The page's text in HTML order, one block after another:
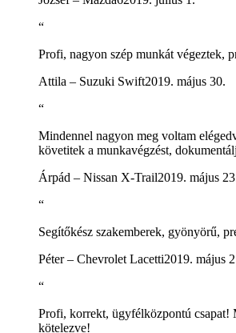
“
Profi, nagyon szép munkát végeztek,
Attila – Suzuki Swift2019. május 30.
“
Mindennel nagyon meg voltam
követitek a munkavégzést,
Árpád – Nissan X-Trail2019. május
“
Segítőkész szakemberek, gyönyörű,
Péter – Chevrolet Lacetti2019. május
“
Profi, korrekt, ügyfélközpontú csapat!
kötelezve!